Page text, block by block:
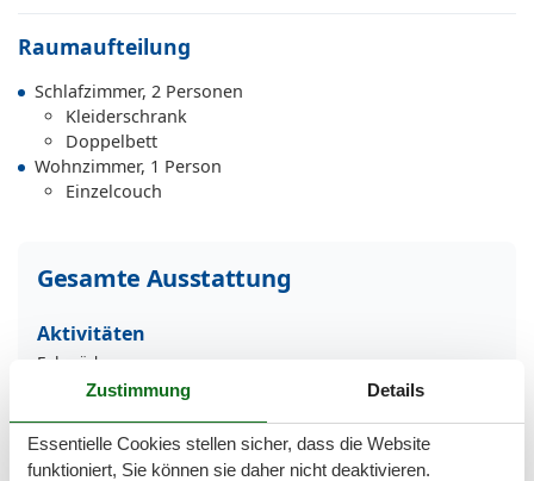
Raumaufteilung
Schlafzimmer, 2 Personen
Kleiderschrank
Doppelbett
Wohnzimmer, 1 Person
Einzelcouch
Gesamte Ausstattung
Aktivitäten
Fahrräder
Dusche
Waschbecken
Zustimmung Details
Essentielle Cookies stellen sicher, dass die Website
funktioniert, Sie können sie daher nicht deaktivieren.